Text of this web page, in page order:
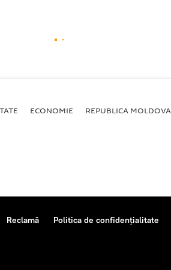
ECONOMIE REPUBLICA MOLDOVA
Reclamă Politica de confidențialitate